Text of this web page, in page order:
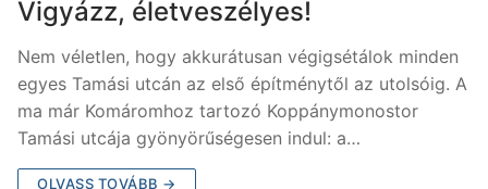
Vigyázz, életveszélyes!
Nem véletlen, hogy akkurátusan végigsétálok minden
egyes Tamási utcán az első építménytől az utolsóig. A
ma már Komáromhoz tartozó Koppánymonostor
Tamási utcája gyönyörűségesen indul: a…
OLVASS TOVÁBB →